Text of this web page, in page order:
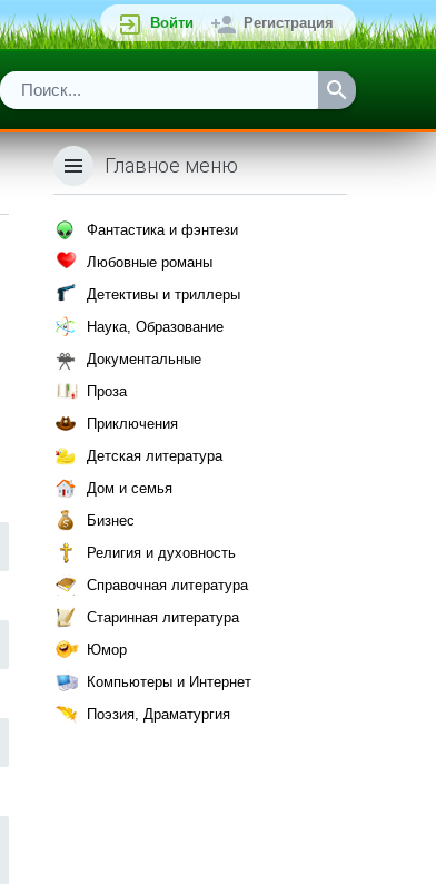
Войти Регистрация
Главное меню
Фантастика и фэнтези
Любовные романы
Детективы и триллеры
Наука, Образование
Документальные
Проза
Приключения
Детская литература
Дом и семья
Бизнес
Религия и духовность
Справочная литература
Старинная литература
Юмор
Компьютеры и Интернет
Поэзия, Драматургия